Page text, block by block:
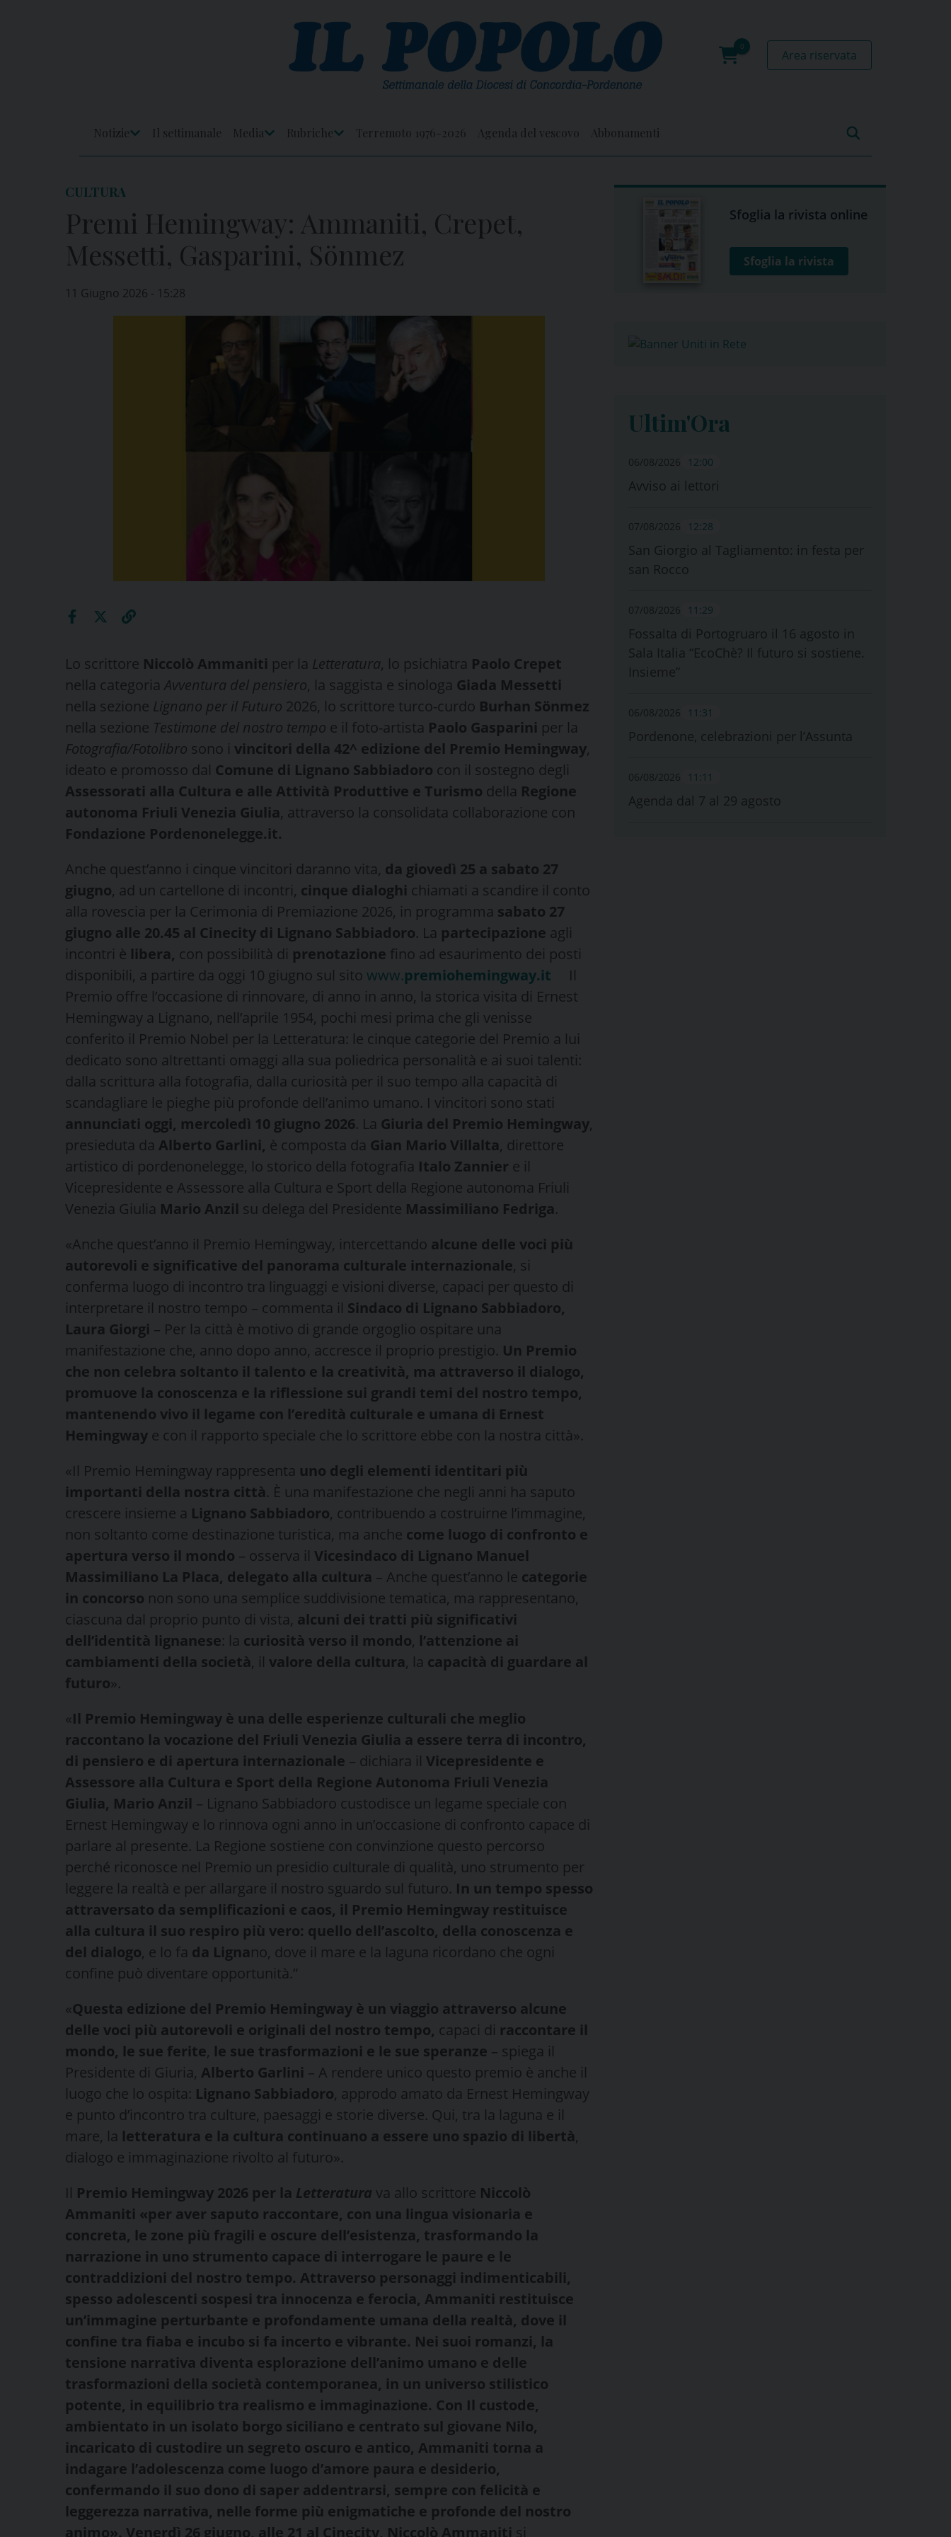
0
Area riservata
Notizie
Il settimanale
Media
Rubriche
Terremoto 1976-2026 Agenda del vescovo Abbonamenti
CULTURA
Premi Hemingway: Ammaniti, Crepet,
Messetti, Gasparini, Sönmez
11 Giugno 2026 - 15:28
Lo scrittore Niccolò Ammaniti per la Letteratura, lo psichiatra Paolo Crepet
nella categoria Avventura del pensiero, la saggista e sinologa Giada Messetti
nella sezione Lignano per il Futuro 2026, lo scrittore turco-curdo Burhan Sönmez
nella sezione Testimone del nostro tempo e il foto-artista Paolo Gasparini per la
Fotografia/Fotolibro sono i vincitori della 42^ edizione del Premio Hemingway,
ideato e promosso dal Comune di Lignano Sabbiadoro con il sostegno degli
Assessorati alla Cultura e alle Attività Produttive e Turismo della Regione
autonoma Friuli Venezia Giulia, attraverso la consolidata collaborazione con
Fondazione Pordenonelegge.it.
Anche quest’anno i cinque vincitori daranno vita, da giovedì 25 a sabato 27
giugno, ad un cartellone di incontri, cinque dialoghi chiamati a scandire il conto
alla rovescia per la Cerimonia di Premiazione 2026, in programma sabato 27
giugno alle 20.45 al Cinecity di Lignano Sabbiadoro. La partecipazione agli
incontri è libera, con possibilità di prenotazione fino ad esaurimento dei posti
disponibili, a partire da oggi 10 giugno sul sito www.premiohemingway.it Il
Premio offre l’occasione di rinnovare, di anno in anno, la storica visita di Ernest
Hemingway a Lignano, nell’aprile 1954, pochi mesi prima che gli venisse
conferito il Premio Nobel per la Letteratura: le cinque categorie del Premio a lui
dedicato sono altrettanti omaggi alla sua poliedrica personalità e ai suoi talenti:
dalla scrittura alla fotografia, dalla curiosità per il suo tempo alla capacità di
scandagliare le pieghe più profonde dell’animo umano. I vincitori sono stati
annunciati oggi, mercoledì 10 giugno 2026. La Giuria del Premio Hemingway,
presieduta da Alberto Garlini, è composta da Gian Mario Villalta, direttore
artistico di pordenonelegge, lo storico della fotografia Italo Zannier e il
Vicepresidente e Assessore alla Cultura e Sport della Regione autonoma Friuli
Venezia Giulia Mario Anzil su delega del Presidente Massimiliano Fedriga.
«Anche quest’anno il Premio Hemingway, intercettando alcune delle voci più
autorevoli e significative del panorama culturale internazionale, si
conferma luogo di incontro tra linguaggi e visioni diverse, capaci per questo di
interpretare il nostro tempo – commenta il Sindaco di Lignano Sabbiadoro,
Laura Giorgi – Per la città è motivo di grande orgoglio ospitare una
manifestazione che, anno dopo anno, accresce il proprio prestigio. Un Premio
che non celebra soltanto il talento e la creatività, ma attraverso il dialogo,
promuove la conoscenza e la riflessione sui grandi temi del nostro tempo,
mantenendo vivo il legame con l’eredità culturale e umana di Ernest
Hemingway e con il rapporto speciale che lo scrittore ebbe con la nostra città».
«Il Premio Hemingway rappresenta uno degli elementi identitari più
importanti della nostra città. È una manifestazione che negli anni ha saputo
crescere insieme a Lignano Sabbiadoro, contribuendo a costruirne l’immagine,
non soltanto come destinazione turistica, ma anche come luogo di confronto e
apertura verso il mondo – osserva il Vicesindaco di Lignano Manuel
Massimiliano La Placa, delegato alla cultura – Anche quest’anno le categorie
in concorso non sono una semplice suddivisione tematica, ma rappresentano,
ciascuna dal proprio punto di vista, alcuni dei tratti più significativi
dell’identità lignanese: la curiosità verso il mondo, l’attenzione ai
cambiamenti della società, il valore della cultura, la capacità di guardare al
futuro».
«Il Premio Hemingway è una delle esperienze culturali che meglio
raccontano la vocazione del Friuli Venezia Giulia a essere terra di incontro,
di pensiero e di apertura internazionale – dichiara il Vicepresidente e
Assessore alla Cultura e Sport della Regione Autonoma Friuli Venezia
Giulia, Mario Anzil – Lignano Sabbiadoro custodisce un legame speciale con
Ernest Hemingway e lo rinnova ogni anno in un’occasione di confronto capace di
parlare al presente. La Regione sostiene con convinzione questo percorso
perché riconosce nel Premio un presidio culturale di qualità, uno strumento per
leggere la realtà e per allargare il nostro sguardo sul futuro. In un tempo spesso
attraversato da semplificazioni e caos, il Premio Hemingway restituisce
alla cultura il suo respiro più vero: quello dell’ascolto, della conoscenza e
del dialogo, e lo fa da Lignano, dove il mare e la laguna ricordano che ogni
confine può diventare opportunità.”
«Questa edizione del Premio Hemingway è un viaggio attraverso alcune
delle voci più autorevoli e originali del nostro tempo, capaci di raccontare il
mondo, le sue ferite, le sue trasformazioni e le sue speranze – spiega il
Presidente di Giuria, Alberto Garlini – A rendere unico questo premio è anche il
luogo che lo ospita: Lignano Sabbiadoro, approdo amato da Ernest Hemingway
e punto d’incontro tra culture, paesaggi e storie diverse. Qui, tra la laguna e il
mare, la letteratura e la cultura continuano a essere uno spazio di libertà,
dialogo e immaginazione rivolto al futuro».
Il Premio Hemingway 2026 per la Letteratura va allo scrittore Niccolò
Ammaniti «per aver saputo raccontare, con una lingua visionaria e
concreta, le zone più fragili e oscure dell’esistenza, trasformando la
narrazione in uno strumento capace di interrogare le paure e le
contraddizioni del nostro tempo. Attraverso personaggi indimenticabili,
spesso adolescenti sospesi tra innocenza e ferocia, Ammaniti restituisce
un’immagine perturbante e profondamente umana della realtà, dove il
confine tra fiaba e incubo si fa incerto e vibrante. Nei suoi romanzi, la
tensione narrativa diventa esplorazione dell’animo umano e delle
trasformazioni della società contemporanea, in un universo stilistico
potente, in equilibrio tra realismo e immaginazione. Con Il custode,
ambientato in un isolato borgo siciliano e centrato sul giovane Nilo,
incaricato di custodire un segreto oscuro e antico, Ammaniti torna a
indagare l’adolescenza come luogo d’amore paura e desiderio,
confermando il suo dono di saper addentrarsi, sempre con felicità e
leggerezza narrativa, nelle forme più enigmatiche e profonde del nostro
animo». Venerdì 26 giugno, alle 21 al Cinecity, Niccolò Ammaniti si
Sfoglia la rivista online
Sfoglia la rivista
Ultim'Ora
06/08/2026 12:00
Avviso ai lettori
07/08/2026 12:28
San Giorgio al Tagliamento: in festa per
san Rocco
07/08/2026 11:29
Fossalta di Portogruaro il 16 agosto in
Sala Italia “EcoChè? Il futuro si sostiene.
Insieme”
06/08/2026 11:31
Pordenone, celebrazioni per l’Assunta
06/08/2026 11:11
Agenda dal 7 al 29 agosto